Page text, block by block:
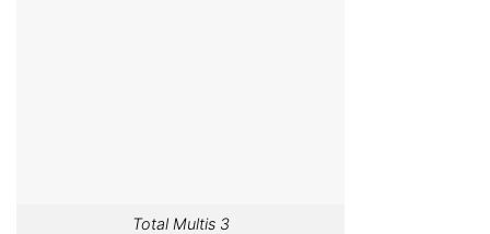
Total Multis 3